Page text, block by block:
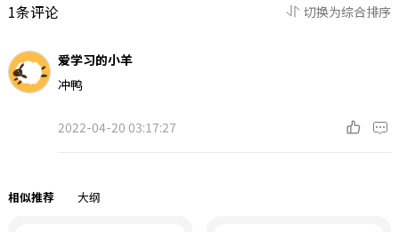
1条评论 切换为综合排序
爱学习的小羊
冲鸭
2022-04-20 03:17:27
相似推荐 大纲